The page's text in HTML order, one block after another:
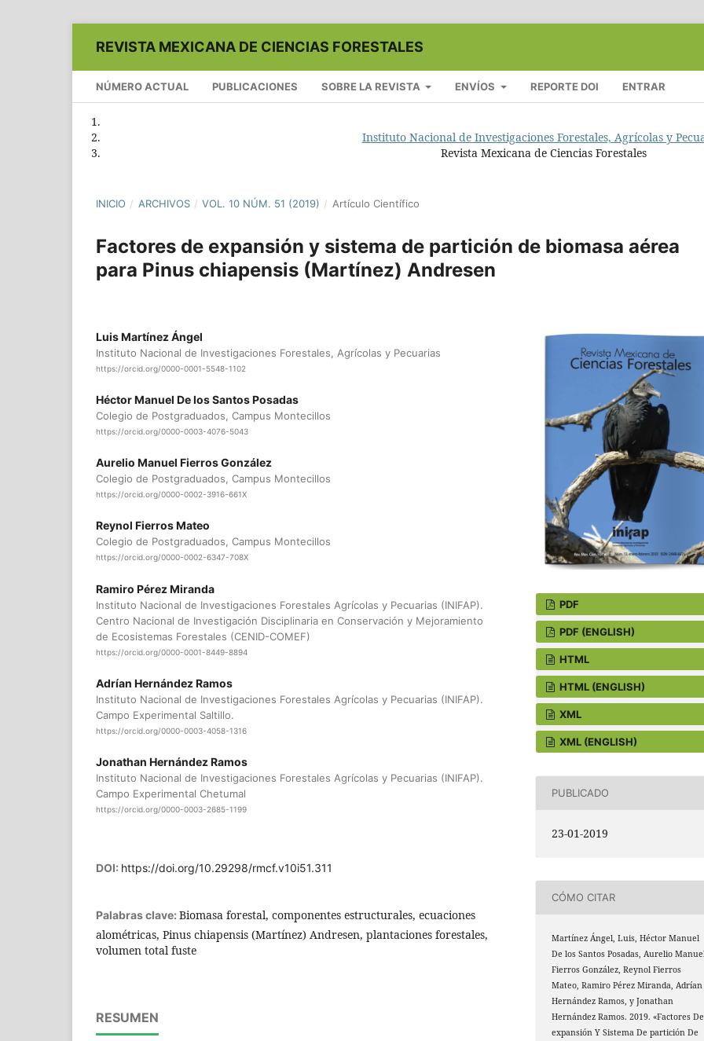
REVISTA MEXICANA DE CIENCIAS FORESTALES
NÚMERO ACTUAL PUBLICACIONES SOBRE LA REVISTA ENVÍOS REPORTE DOI ENTRAR
Instituto Nacional de Investigaciones Forestales, Agrícolas y
Revista Mexicana de Ciencias Forestales
INICIO / ARCHIVOS / VOL. 10 NÚM. 51 (2019) / Artículo Científico
Factores de expansión y sistema de partición de biomasa aérea
para Pinus chiapensis (Martínez) Andresen
Luis Martínez Ángel
Instituto Nacional de Investigaciones Forestales, Agrícolas y Pecuarias
https://orcid.org/0000-0001-5548-1102
Héctor Manuel De los Santos Posadas
Colegio de Postgraduados, Campus Montecillos
https://orcid.org/0000-0003-4076-5043
Aurelio Manuel Fierros González
Colegio de Postgraduados, Campus Montecillos
https://orcid.org/0000-0002-3916-661X
Reynol Fierros Mateo
Colegio de Postgraduados, Campus Montecillos
https://orcid.org/0000-0002-6347-708X
Ramiro Pérez Miranda
Instituto Nacional de Investigaciones Forestales Agrícolas y Pecuarias (INIFAP).
Centro Nacional de Investigación Disciplinaria en Conservación y Mejoramiento
de Ecosistemas Forestales (CENID-COMEF)
https://orcid.org/0000-0001-8449-8894
Adrían Hernández Ramos
Instituto Nacional de Investigaciones Forestales Agrícolas y Pecuarias (INIFAP).
Campo Experimental Saltillo.
https://orcid.org/0000-0003-4058-1316
Jonathan Hernández Ramos
Instituto Nacional de Investigaciones Forestales Agrícolas y Pecuarias (INIFAP).
Campo Experimental Chetumal
https://orcid.org/0000-0003-2685-1199
DOI: https://doi.org/10.29298/rmcf.v10i51.311
Palabras clave: Biomasa forestal, componentes estructurales, ecuaciones
alométricas, Pinus chiapensis (Martínez) Andresen, plantaciones forestales,
volumen total fuste
RESUMEN
PDF
PDF (ENGLISH)
HTML
HTML (ENGLISH)
XML
XML (ENGLISH)
PUBLICADO
23-01-2019
CÓMO CITAR
Martínez Ángel, Luis, Héctor Manuel
De los Santos Posadas, Aurelio
Fierros González, Reynol Fierros
Mateo, Ramiro Pérez Miranda, Adrían
Hernández Ramos, y Jonathan
Hernández Ramos. 2019. «Factores De
expansión Y Sistema De partición De